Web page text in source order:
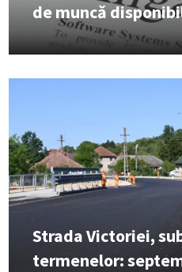
de muncă
Strada Victoriei,
termenelor: